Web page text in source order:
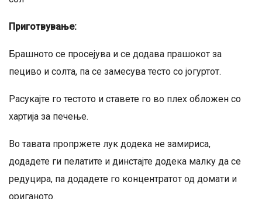
Приготвување:
Брашното се просејува и се додава прашокот за
пециво и солта, па се замесува тесто со јогуртот.
Расукајте го тестото и ставете го во плех обложен со
хартија за печење.
Во тавата пропржете лук додека не замириса,
додадете ги пелатите и динстајте додека малку да се
редуцира, па додадете го концентратот од домати и
ориганото.